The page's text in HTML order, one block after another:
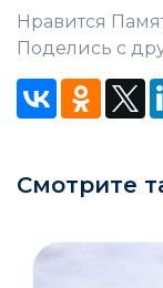
Нравится
Поделись с
Смотрите